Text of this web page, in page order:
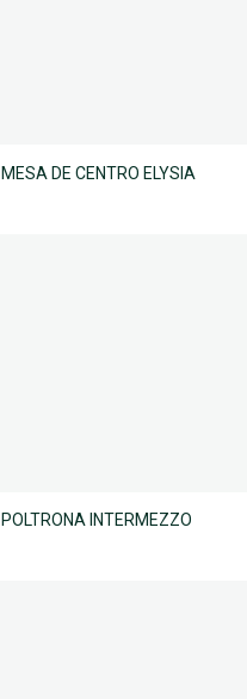
MESA DE CENTRO ELYSIA
POLTRONA INTERMEZZO